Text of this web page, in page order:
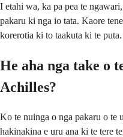
I etahi wa, ka pa pea te
pakaru ki nga io tata. Kaore
korerotia ki to taakuta ki te puta.
He aha nga take o
Achilles?
Ko te nuinga o nga pakaru o te
hakinakina e uru ana ki te tere